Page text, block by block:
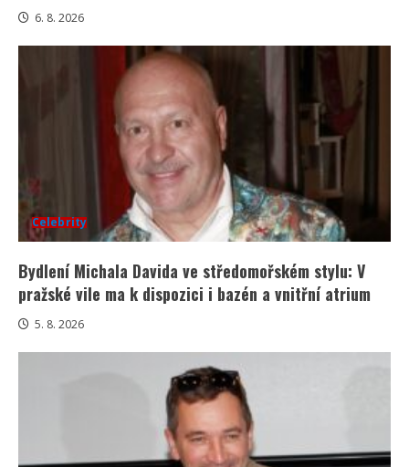
6. 8. 2026
Celebrity
Bydlení Michala Davida ve středomořském stylu: V
pražské vile ma k dispozici i bazén a vnitřní atrium
5. 8. 2026